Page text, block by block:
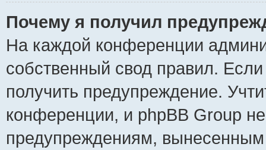
Почему я получил
На каждой конференции
собственный свод правил.
получить предупреждение.
конференции, и phpBB Group
предупреждениям,